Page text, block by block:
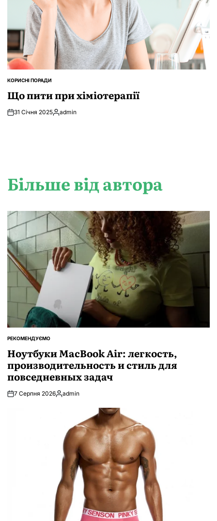
ОПУБЛІКУВАТИ
КОРИСНІ ПОРАДИ
Що пити при хіміотерапії
31 Січня 2025Опубліковано
admin
Більше від автора
ОПУБЛІКУВАТИ
РЕКОМЕНДУЄМО
Ноутбуки MacBook Air: легкость,
производительность и стиль для
повседневных задач
7 Серпня 2026Опубліковано
admin